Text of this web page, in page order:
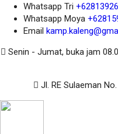
Whatsapp Tri
Whatsapp Moya
Email
Senin - Jumat, buka jam
Jl. RE Sulaeman